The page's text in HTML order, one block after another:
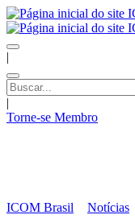
|
|
Torne-se Membro
ICOM Brasil Notícias